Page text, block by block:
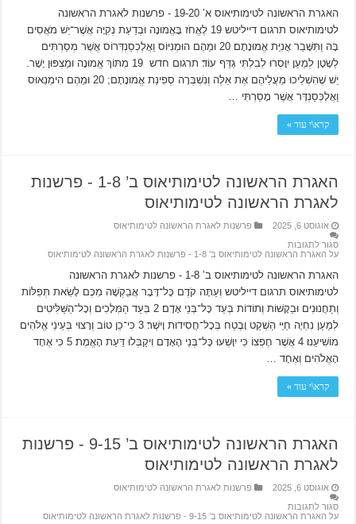
האגרת הראשונה לטימותיאוס א’ 19-20 ‫- פרשנות לאגרת הראשונה
לטימותיאוס תרגום דייליטש 19 לֶאֱחֹז בָּאֱמוּנָה וּבְדַעַת נְקִיָּה אֲשֶׁר־יֵשׁ מֹאֲסִים
בָּהּ וַתִּשָּׁבֵר אֳנִיַּת אֱמוּנָתָם׃ 20 וּמֵהֶם הוּמְנִיּוֹס וַאֲלֶכְסַנְדְּרוֹס אֲשֶׁר מְסַרְתִּים
לַשָׂטָן לְמַעַן יִוָּסְרוּ לְבִלְתִּי גַדֵּף עוֹד׃ תרגום חדש 19 מִתּוֹךְ אֱמוּנָה וּמַצְפּוּן יָשָׁר.
יֵשׁ שֶׁהִשְׁלִיכוּ מֵעֲלֵיהֶם אֶת אֵלֶּה וְנִשְׁבְּרָה סְפִינַת אֱמוּנָתָם; 20 וּמֵהֶם הִימֵנֵאוּס
וַאֲלֶכְּסַנְדֶּר אֲשֶׁר מָסַרְתִּי …
קרא\י עוד »
האגרת הראשונה לטימותיאוס ב’ 1-8 ‫- פרשנות
לאגרת הראשונה לטימותיאוס
אוגוסט 6, 2025
פרשנות לאגרת הראשונה לטימותיאוס
סגור לתגובות
על האגרת הראשונה לטימותיאוס ב’ 1-8 ‫- פרשנות לאגרת הראשונה לטימותיאוס
האגרת הראשונה לטימותיאוס ב’ 1-8 ‫- פרשנות לאגרת הראשונה
לטימותיאוס תרגום דייליטש וְעַתָּה קֹדֶם כָּל־דָּבָר אֲבַקְשָׁה מִכֶּם לָשֵׂאת תְּפִלּוֹת
וְתַחֲנוּנִים וּבַקָּשׁוֹת וְתוֹדוֹת בְּעַד כָּל־בְּנֵי אָדָם׃ 2 בְּעַד הַמְּלָכִים וְכָל־הַשַּׁלִּיטִים
לְמַעַן נִחְיֶה חַיֵּי הַשְׁקֵט וָבֶטַח בְּכָל־חֲסִידוּת וָישֶׁר׃ 3 כִּי־כֵן טוֹב וְרָצוּי בְּעֵינֵי אֱלֹהִים
מוֹשִׁיעֵנוּ׃ 4 אֲשֶׁר חֶפְצוֹ כִּי יִוָּשְׁעוּ כָּל־בְּנֵי הָאָדָם וִיקַבְּלוּ דַּעַת הָאֱמֶת׃ 5 כִּי אֶחָד
הָאֱלֹהִים וְאֶחָד …
קרא\י עוד »
האגרת הראשונה לטימותיאוס ב’ 9-15 ‫- פרשנות
לאגרת הראשונה לטימותיאוס
אוגוסט 6, 2025
פרשנות לאגרת הראשונה לטימותיאוס
סגור לתגובות
על האגרת הראשונה לטימותיאוס ב’ 9-15 ‫- פרשנות לאגרת הראשונה לטימותיאוס